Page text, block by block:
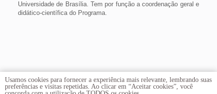
Universidade de Brasília. Tem por função a coordenação geral e
didático-científica do Programa.
Usamos cookies para fornecer a experiência mais relevante, lembrando suas
preferências e visitas repetidas. Ao clicar em “Aceitar cookies”, você